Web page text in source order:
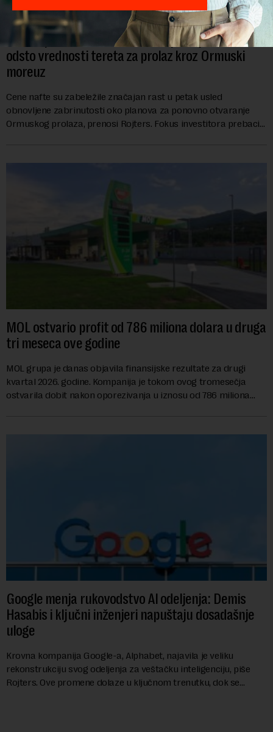
Nafta opet raste: Iranci bi da naplaćuju i do sedam
odsto vrednosti tereta za prolaz kroz Ormuski
moreuz
Cene nafte su zabeležile značajan rast u petak usled
obnovljene zabrinutosti oko planova za ponovno otvaranje
Ormuskog prolaza, prenosi Rojters. Fokus investitora prebacio
MOL ostvario profit od 786 miliona dolara u druga
tri meseca ove godine
MOL grupa je danas objavila finansijske rezultate za drugi
kvartal 2026. godine. Kompanija je tokom ovog tromesečja
ostvarila dobit nakon oporezivanja u iznosu od 786 miliona
Google menja rukovodstvo AI odeljenja: Demis
Hasabis i ključni inženjeri napuštaju dosadašnje
uloge
Krovna kompanija Google-a, Alphabet, najavila je veliku
rekonstrukciju svog odeljenja za veštačku inteligenciju, piše
Rojters. Ove promene dolaze u ključnom trenutku, dok se